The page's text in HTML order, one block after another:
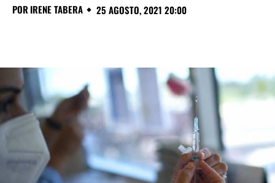
POR IRENE TABERA 25 AGOSTO, 2021 20:00